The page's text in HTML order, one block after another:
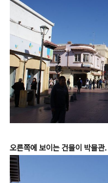
오른쪽에 보이는 건물이 박물관.